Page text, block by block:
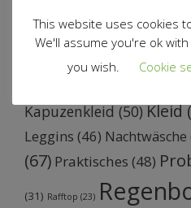
(47) Ebook(36)
Geschenke (68) Hose
Kapuzenkleid(50)Kleid
Leggins (46) Nachtwäsche
(67) Praktisches (48)
(31) Rafftop (23)
This website uses cookies
We'll assume you're ok
you wish.
Cookie